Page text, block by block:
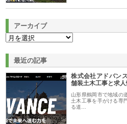
アーカイブ
最近の記事
株式会社アドバン
舗装土木工事と求人
山形県鶴岡市で地域の
土木工事を手がける専
る道…